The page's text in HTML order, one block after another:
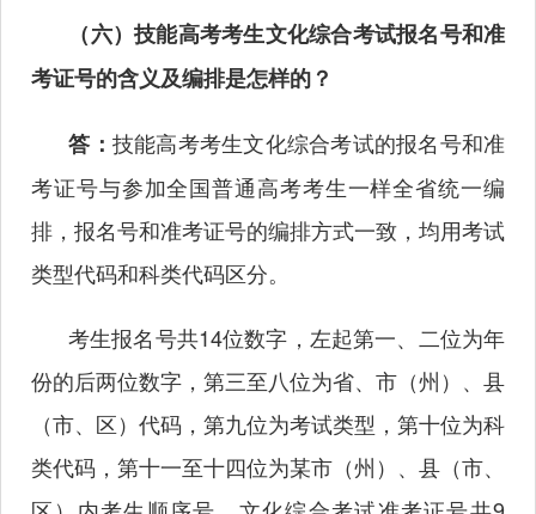
（六）技能高考考生文化综合考试报名号和准
考证号的含义及编排是怎样的？
答： 技能高考考生文化综合考试的报名号和准
考证号与参加全国普通高考考生一样全省统一编
排，报名号和准考证号的编排方式一致，均用考试
类型代码和科类代码区分。
考生报名号共14位数字，左起第一、二位为年
份的后两位数字，第三至八位为省、市（州）、县
（市、区）代码，第九位为考试类型，第十位为科
类代码，第十一至十四位为某市（州）、县（市、